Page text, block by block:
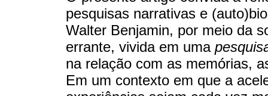
pesquisas narrativas e
Walter Benjamin, por meio da
errante, vivida em uma
na relação com as memórias,
Em um contexto em que a